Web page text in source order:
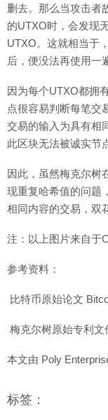
删去。那么当攻击者
的UTXO时，会发现
UTXO。这就相当于
后，便没法再使用一
因为每个UTXO都拥
点很容易判断每笔交
交易的输入为具有相
此区块无法被诚实节
因此，虽然梅克尔树
现重复哈希值的问题
相同内容的交易，双
注：以上图片来自于
参考资料：
比特币原始论文
梅克尔树原始专利文
本文由 Poly
标签：